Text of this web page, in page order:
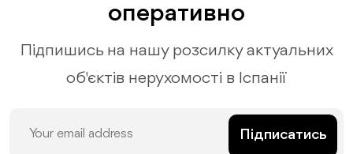
оперативно
Підпишись на нашу розсилку актуальних
об'єктів нерухомості в Іспанії
Підписатись